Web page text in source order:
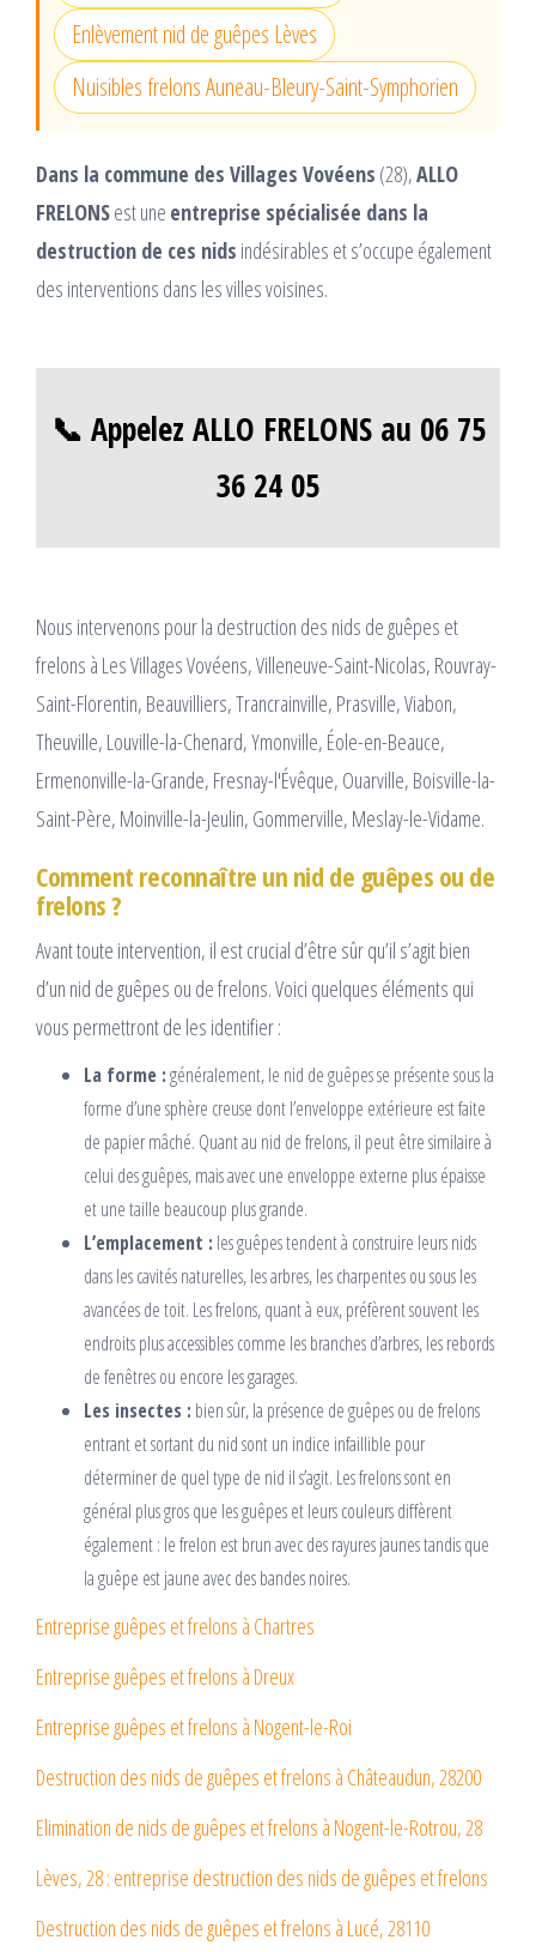
Enlèvement nid de guêpes Lèves
Nuisibles frelons Auneau-Bleury-Saint-Symphorien
Dans la commune des Villages Vovéens (28),ALLO
FRELONSest une entreprise spécialisée dans la
destruction de ces nids indésirables et s’occupe également
des interventions dans les villes voisines.
📞 Appelez ALLO FRELONS au 06 75
36 24 05
Nous intervenons pour la destruction des nids de guêpes et
frelons à Les Villages Vovéens, Villeneuve-Saint-Nicolas, Rouvray-
Saint-Florentin, Beauvilliers, Trancrainville, Prasville, Viabon,
Theuville, Louville-la-Chenard, Ymonville, Éole-en-Beauce,
Ermenonville-la-Grande, Fresnay-l'Évêque, Ouarville, Boisville-la-
Saint-Père, Moinville-la-Jeulin, Gommerville, Meslay-le-Vidame.
Comment reconnaître un nid de guêpes ou de
frelons ?
Avant toute intervention, il est crucial d’être sûr qu’il s’agit bien
d’un nid de guêpes ou de frelons. Voici quelques éléments qui
vous permettront de les identifier :
La forme :généralement, le nid de guêpes se présente sous la
forme d’une sphère creuse dont l’enveloppe extérieure est faite
de papier mâché. Quant au nid de frelons, il peut être similaire à
celui des guêpes, mais avec une enveloppe externe plus épaisse
et une taille beaucoup plus grande.
L’emplacement : les guêpes tendent à construire leurs nids
dans les cavités naturelles, les arbres, les charpentes ou sous les
avancées de toit. Les frelons, quant à eux, préfèrent souvent les
endroits plus accessibles comme les branches d’arbres, les rebords
de fenêtres ou encore les garages.
Les insectes : bien sûr, la présence de guêpes ou de frelons
entrant et sortant du nid sont un indice infaillible pour
déterminer de quel type de nid il s’agit. Les frelons sont en
général plus gros que les guêpes et leurs couleurs diffèrent
également : le frelon est brun avec des rayures jaunes tandis que
la guêpe est jaune avec des bandes noires.
Entreprise guêpes et frelons à Chartres
Entreprise guêpes et frelons à Dreux
Entreprise guêpes et frelons à Nogent-le-Roi
Destruction des nids de guêpes et frelons à Châteaudun, 28200
Elimination de nids de guêpes et frelons à Nogent-le-Rotrou, 28
Lèves, 28 : entreprise destruction des nids de guêpes et frelons
Destruction des nids de guêpes et frelons à Lucé, 28110